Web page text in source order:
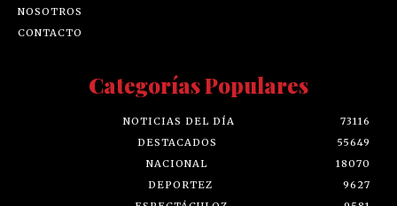
NOSOTROS
CONTACTO
Categorías Populares
NOTICIAS DEL DÍA
73116
DESTACADOS
55649
NACIONAL
18070
DEPORTEZ
9627